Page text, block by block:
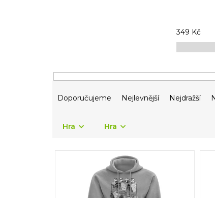
349 Kč
ŘDoporučujeme Nejlevnější Nejdražší
Hra Hra